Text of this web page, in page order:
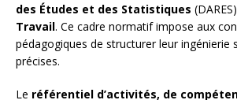
des Études et des Statistiques
Travail. Ce cadre normatif impose aux
pédagogiques de structurer leur ingénierie
précises.
Le référentiel d’activités, de